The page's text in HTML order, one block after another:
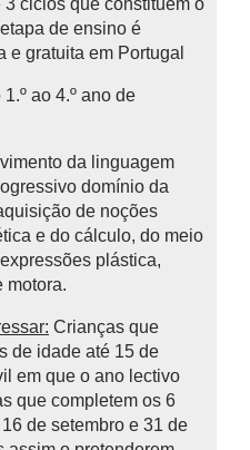
3 ciclos que constituem o
de ensino é
e gratuita em Portugal
ao 4.º ano de
da linguagem
domínio da
de noções
e do cálculo, do meio
plástica,
motora.
Crianças que
de idade até 15 de
em que o ano lectivo
que completem os 6
de setembro e 31 de